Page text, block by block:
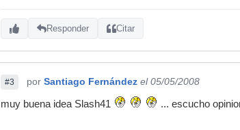
Responder Citar
#3 por Santiago Fernández el 05/05/2008
muy buena idea Slash41 ... escucho